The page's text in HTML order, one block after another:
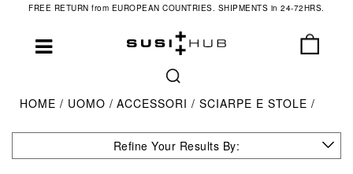
FREE RETURN from EUROPEAN COUNTRIES. SHIPMENTS in 24-72HRS.
HOME UOMO ACCESSORI SCIARPE E STOLE
Refine Your Results By: